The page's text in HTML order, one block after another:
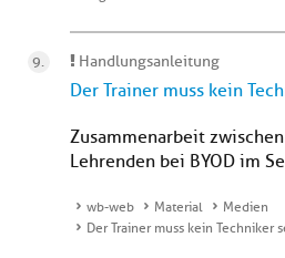
Handlungsanleitung
Der Trainer muss kein
Zusammenarbeit
Lehrenden bei BYOD im
wb-web Material
Medien
Der Trainer muss kein Techniker